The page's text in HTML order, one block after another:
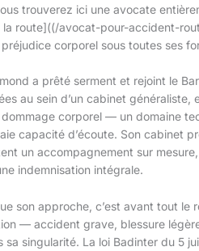
trouverez ici une avocate
la route]((/avocat-pour-accident-
corporel sous toutes ses
a prêté serment et rejoint le
au sein d’un cabinet généraliste,
corporel — un domaine
capacité d’écoute. Son cabinet
un accompagnement sur
indemnisation intégrale.
son approche, c’est avant tout le
— accident grave, blessure
sa singularité. La loi Badinter du 5